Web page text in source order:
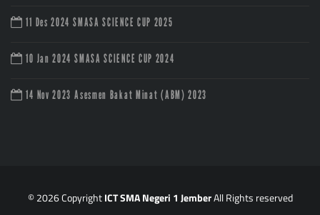
11 Des 2024 SMASA SCIENCE CUP 2025
10 Jan 2024 SMASA SCIENCE CUP 2024
14 Nov 2023 Asesmen Bakat Minat (ABM) 2023
© 2026 CopyrightICT SMA Negeri 1 JemberAll Rights reserved